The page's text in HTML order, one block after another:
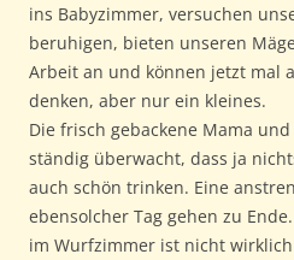
ins Babyzimmer, versuchen
beruhigen, bieten unseren
Arbeit an und können jetzt mal
denken, aber nur ein kleines.
Die frisch gebackene Mama
ständig überwacht, dass ja
auch schön trinken. Eine
ebensolcher Tag gehen zu
im Wurfzimmer ist nicht